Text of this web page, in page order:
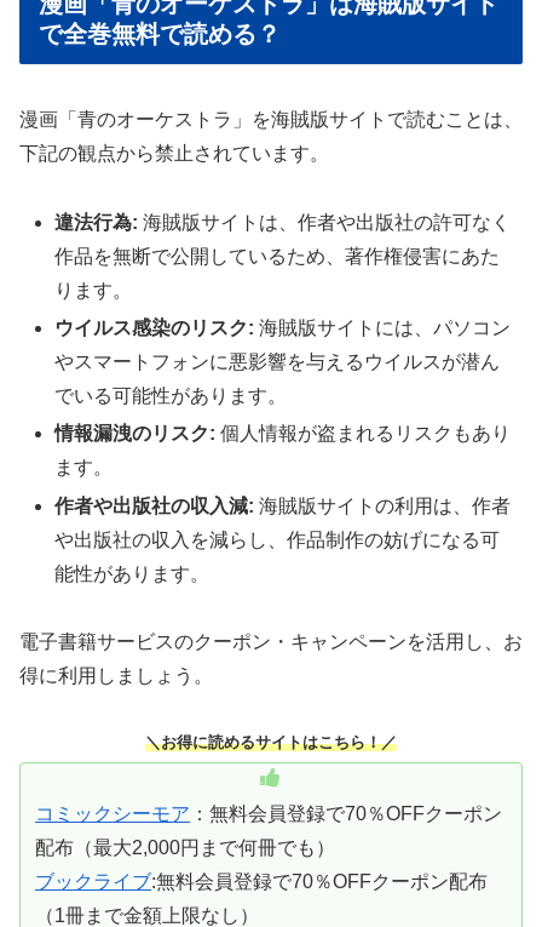
で全巻無料で読める？
漫画「青のオーケストラ」を海賊版サイトで読むことは、
下記の観点から禁止されています。
違法行為: 海賊版サイトは、作者や出版社の許可なく
作品を無断で公開しているため、著作権侵害にあた
ります。
ウイルス感染のリスク: 海賊版サイトには、パソコン
やスマートフォンに悪影響を与えるウイルスが潜ん
でいる可能性があります。
情報漏洩のリスク: 個人情報が盗まれるリスクもあり
ます。
作者や出版社の収入減: 海賊版サイトの利用は、作者
や出版社の収入を減らし、作品制作の妨げになる可
能性があります。
電子書籍サービスのクーポン・キャンペーンを活用し、お
得に利用しましょう。
＼お得に読めるサイトはこちら！／
コミックシーモア ：無料会員登録で70％OFFクーポン
配布（最大2,000円まで何冊でも）
ブックライブ:無料会員登録で70％OFFクーポン配布
（1冊まで金額上限なし）